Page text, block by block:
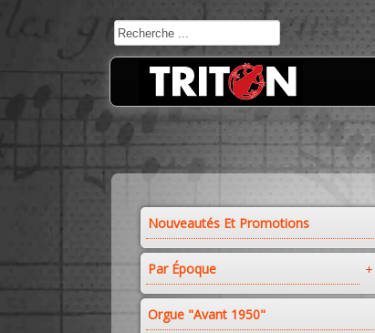
Nouveautés Et Promotions
Par Époque
Orgue "avant 1950"